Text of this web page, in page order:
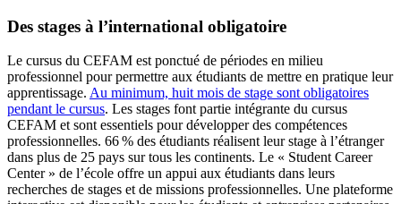
Des stages à l’international obligatoire
Le cursus du CEFAM est ponctué de périodes en milieu
professionnel pour permettre aux étudiants de mettre en pratique leur
apprentissage. Au minimum, huit mois de stage sont obligatoires
pendant le cursus. Les stages font partie intégrante du cursus
CEFAM et sont essentiels pour développer des compétences
professionnelles. 66 % des étudiants réalisent leur stage à l’étranger
dans plus de 25 pays sur tous les continents. Le « Student Career
Center » de l’école offre un appui aux étudiants dans leurs
recherches de stages et de missions professionnelles. Une plateforme